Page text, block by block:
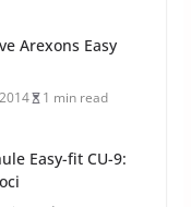
Easy-fit CU-9:
by